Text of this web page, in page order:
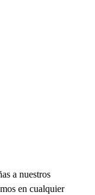
a nuestros
en cualquier